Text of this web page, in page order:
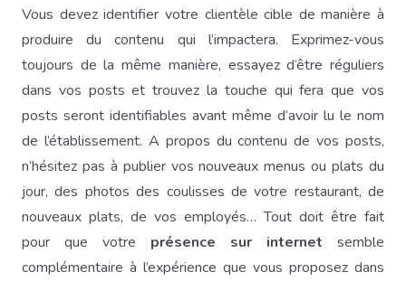
Vous devez identifier votre clientèle cible de manière à
produire du contenu qui l’impactera. Exprimez-vous
toujours de la même manière, essayez d’être réguliers
dans vos posts et trouvez la touche qui fera que vos
posts seront identifiables avant même d’avoir lu le nom
de l’établissement. A propos du contenu de vos posts,
n’hésitez pas à publier vos nouveaux menus ou plats du
jour, des photos des coulisses de votre restaurant, de
nouveaux plats, de vos employés… Tout doit être fait
pour que votre présence sur internet semble
complémentaire à l’expérience que vous proposez dans